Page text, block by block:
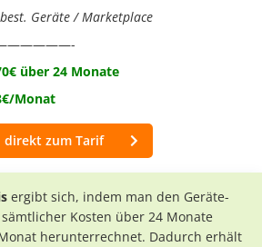
Geräte / Marketplace
über 24 Monate
Monat
direkt zum Tarif
ergibt sich, indem man den Geräte-
Kosten über 24 Monate
herunterrechnet. Dadurch erhält